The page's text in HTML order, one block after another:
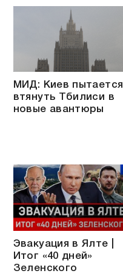
МИД: Киев пытается
втянуть Тбилиси в
новые авантюры
Эвакуация в Ялте |
Итог «40 дней»
Зеленского